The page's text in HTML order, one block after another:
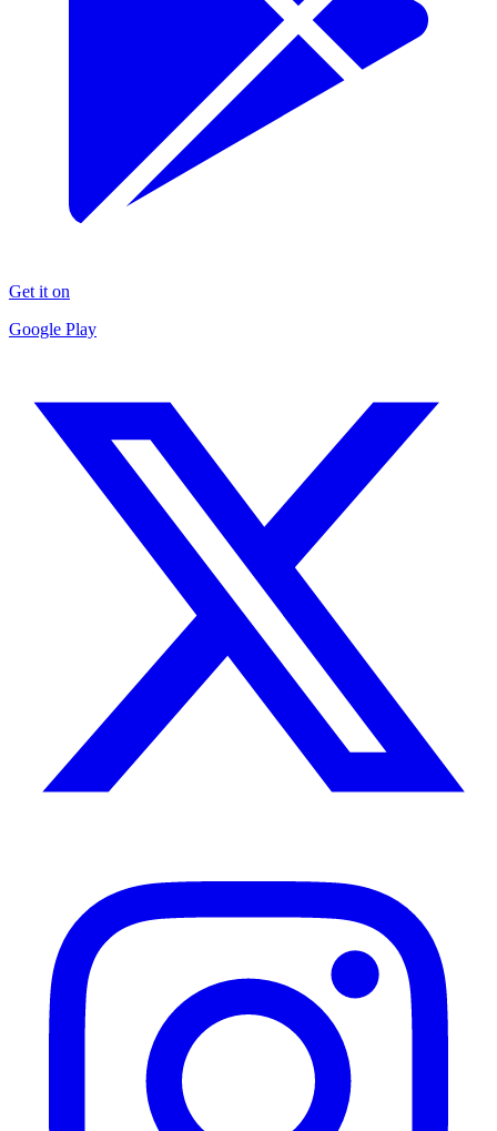
Get it on
Google Play